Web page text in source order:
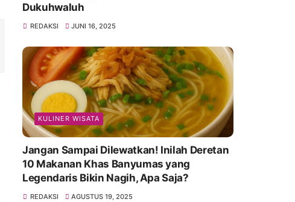
Dukuhwaluh
REDAKSI JUNI 16, 2025
KULINER WISATA
Jangan Sampai Dilewatkan! Inilah Deretan
10 Makanan Khas Banyumas yang
Legendaris Bikin Nagih, Apa Saja?
REDAKSI AGUSTUS 19, 2025